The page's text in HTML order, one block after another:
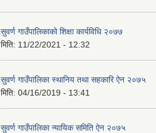
सुवर्ण गाउँपालिकाको शिक्षा कार्यविधि २०७७
मिति: 11/22/2021 - 12:32
सुवर्ण गाउँपालिका स्थानिय तथा सहकारि ऐन २०७५
मिति: 04/16/2019 - 13:41
सुवर्ण गाउँपालिका न्यायिक समिति ऐन २०७५